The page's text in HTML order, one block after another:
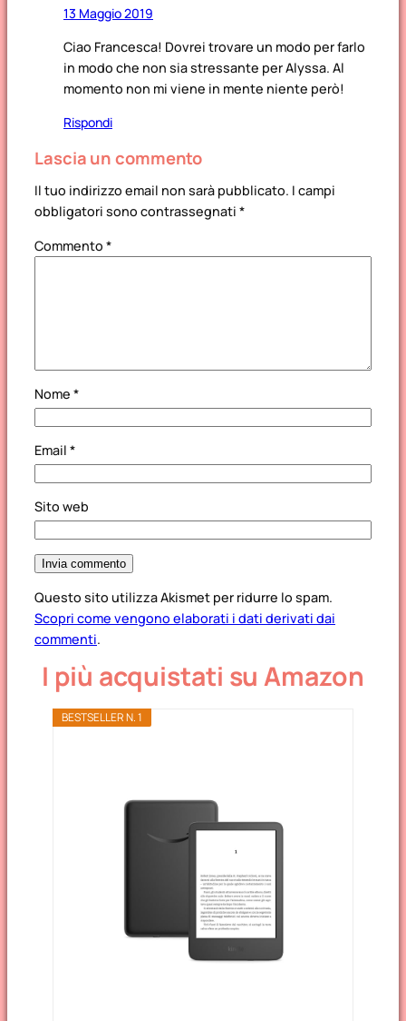
13 Maggio 2019
Ciao Francesca! Dovrei trovare un modo per farlo
in modo che non sia stressante per Alyssa. Al
momento non mi viene in mente niente però!
Rispondi
Lascia un commento
Il tuo indirizzo email non sarà pubblicato. I campi
obbligatori sono contrassegnati *
Commento *
Nome *
Email *
Sito web
Questo sito utilizza Akismet per ridurre lo spam.
Scopri come vengono elaborati i dati derivati dai
commenti.
I più acquistati su Amazon
BESTSELLER N. 1